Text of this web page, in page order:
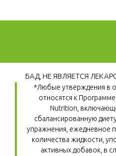
БАД, НЕ ЯВЛЯЕТСЯ
*Любые утверждения в
относятся к
Nutrition,
сбалансированную
упражнения, ежедневное
количества жидкости,
активных добавок, в